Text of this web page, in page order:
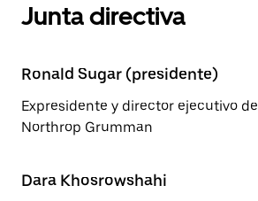
Junta directiva
Ronald Sugar (presidente)
Expresidente y director ejecutivo de
Northrop Grumman
Dara Khosrowshahi